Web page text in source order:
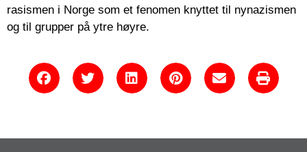
rasismen i Norge som et fenomen knyttet til nynazismen
og til grupper på ytre høyre.